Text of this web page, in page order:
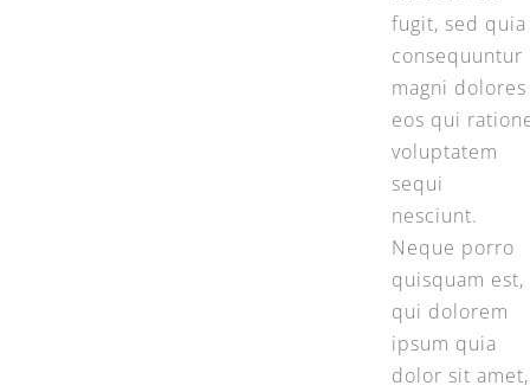
fugit, sed quia
consequuntur
magni dolores
eos qui
voluptatem
sequi
nesciunt.
Neque porro
quisquam est,
qui dolorem
ipsum quia
dolor sit amet,